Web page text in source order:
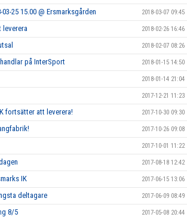
25 15.00 @ Ersmarksgården 2018-03-07 09:45
leverera 2018-02-26 16:46
2018-02-07 08:26
på InterSport 2018-01-15 14:50
2018-01-14 21:04
2017-12-21 11:23
fortsätter att leverera! 2017-10-30 09:30
2017-10-26 09:08
2017-10-01 11:22
2017-08-18 12:42
IK 2017-06-15 13:06
deltagare 2017-06-09 08:49
8/5 2017-05-08 20:44